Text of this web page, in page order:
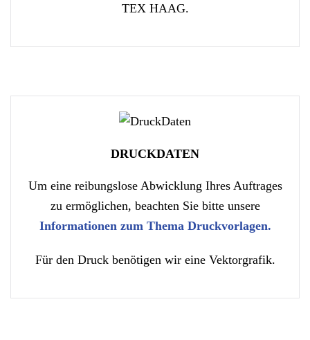
TEX HAAG.
DRUCKDATEN
Um eine reibungslose Abwicklung Ihres Auftrages
zu ermöglichen, beachten Sie bitte unsere
Informationen zum Thema Druckvorlagen.
Für den Druck benötigen wir eine Vektorgrafik.